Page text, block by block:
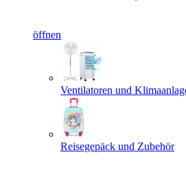
öffnen
Ventilatoren und
Reisegepäck und Zubehör